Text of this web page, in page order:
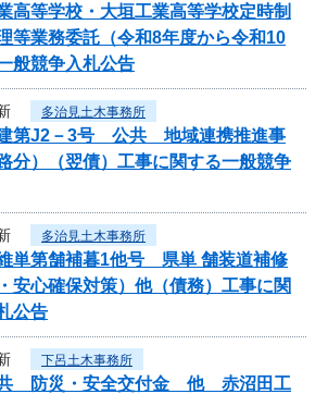
高等学校・大垣工業高等学校定時制
等業務委託（令和8年度から令和10
般競争入札公告
多治見土木事務所
建第J2－3号 公共 地域連携推進事
分）（翌債）工事に関する一般競争
多治見土木事務所
維単第舗補暮1他号 県単 舗装道補修
安心確保対策）他（債務）工事に関
公告
下呂土木事務所
共 防災・安全交付金 他 赤沼田工